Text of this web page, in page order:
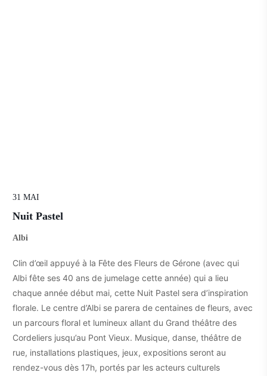
31 MAI
Nuit Pastel
Albi
Clin d’œil appuyé à la Fête des Fleurs de Gérone (avec qui
Albi fête ses 40 ans de jumelage cette année) qui a lieu
chaque année début mai, cette Nuit Pastel sera d’inspiration
florale. Le centre d’Albi se parera de centaines de fleurs, avec
un parcours floral et lumineux allant du Grand théâtre des
Cordeliers jusqu’au Pont Vieux. Musique, danse, théâtre de
rue, installations plastiques, jeux, expositions seront au
rendez-vous dès 17h, portés par les acteurs culturels